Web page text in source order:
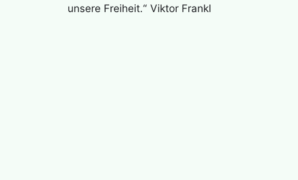
unsere Freiheit.“ Viktor Frankl